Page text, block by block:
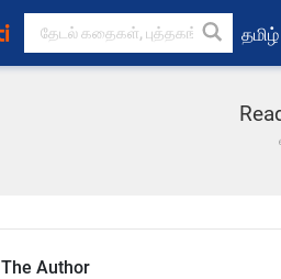
தமிழ்
The Author